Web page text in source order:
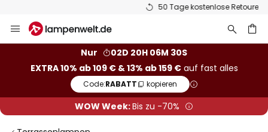
50 Tage kostenlose Retoure
Inhalt
Nur
02D 20H 06M 30S
EXTRA 10% ab 109 € & 13% ab 159 €auf fast alles
Code:RABATT kopieren
WOW Week:Bis zu -70%